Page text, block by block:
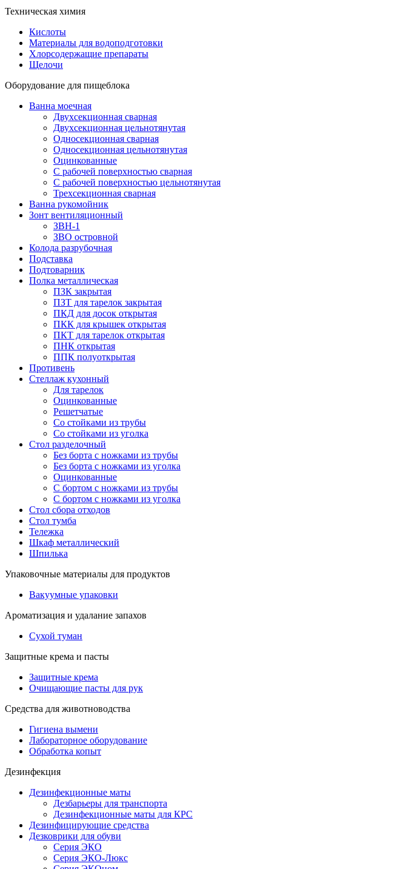
Техническая химия
Кислоты
Материалы для водоподготовки
Хлорсодержащие препараты
Щелочи
Оборудование для пищеблока
Ванна моечная
Двухсекционная сварная
Двухсекционная цельнотянутая
Односекционная сварная
Односекционная цельнотянутая
Оцинкованные
С рабочей поверхностью сварная
С рабочей поверхностью цельнотянутая
Трехсекционная сварная
Ванна рукомойник
Зонт вентиляционный
ЗВН-1
ЗВО островной
Колода разрубочная
Подставка
Подтоварник
Полка металлическая
ПЗК закрытая
ПЗТ для тарелок закрытая
ПКД для досок открытая
ПКК для крышек открытая
ПКТ для тарелок открытая
ПНК открытая
ППК полуоткрытая
Противень
Стеллаж кухонный
Для тарелок
Оцинкованные
Решетчатые
Со стойками из трубы
Со стойками из уголка
Стол разделочный
Без борта с ножками из трубы
Без борта с ножками из уголка
Оцинкованные
С бортом с ножками из трубы
С бортом с ножками из уголка
Стол сбора отходов
Стол тумба
Тележка
Шкаф металлический
Шпилька
Упаковочные материалы для продуктов
Вакуумные упаковки
Ароматизация и удалание запахов
Сухой туман
Защитные крема и пасты
Защитные крема
Очищающие пасты для рук
Средства для животноводства
Гигиена вымени
Лабораторное оборудование
Обработка копыт
Дезинфекция
Дезинфекционные маты
Дезбарьеры для транспорта
Дезинфекционные маты для КРС
Дезинфицирующие средства
Дезковрики для обуви
Серия ЭКО
Серия ЭКО-Люкс